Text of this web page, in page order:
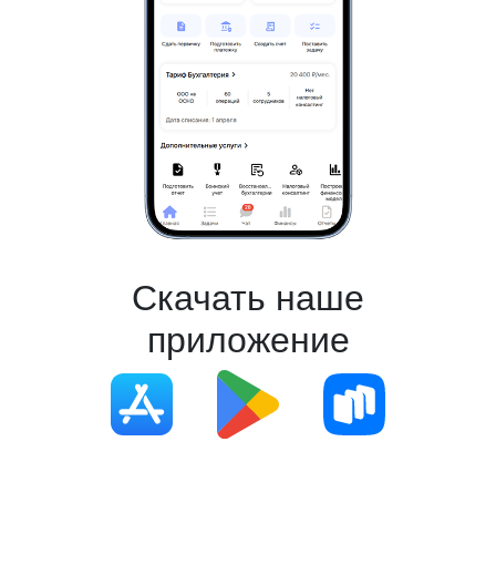
Скачать наше
приложение